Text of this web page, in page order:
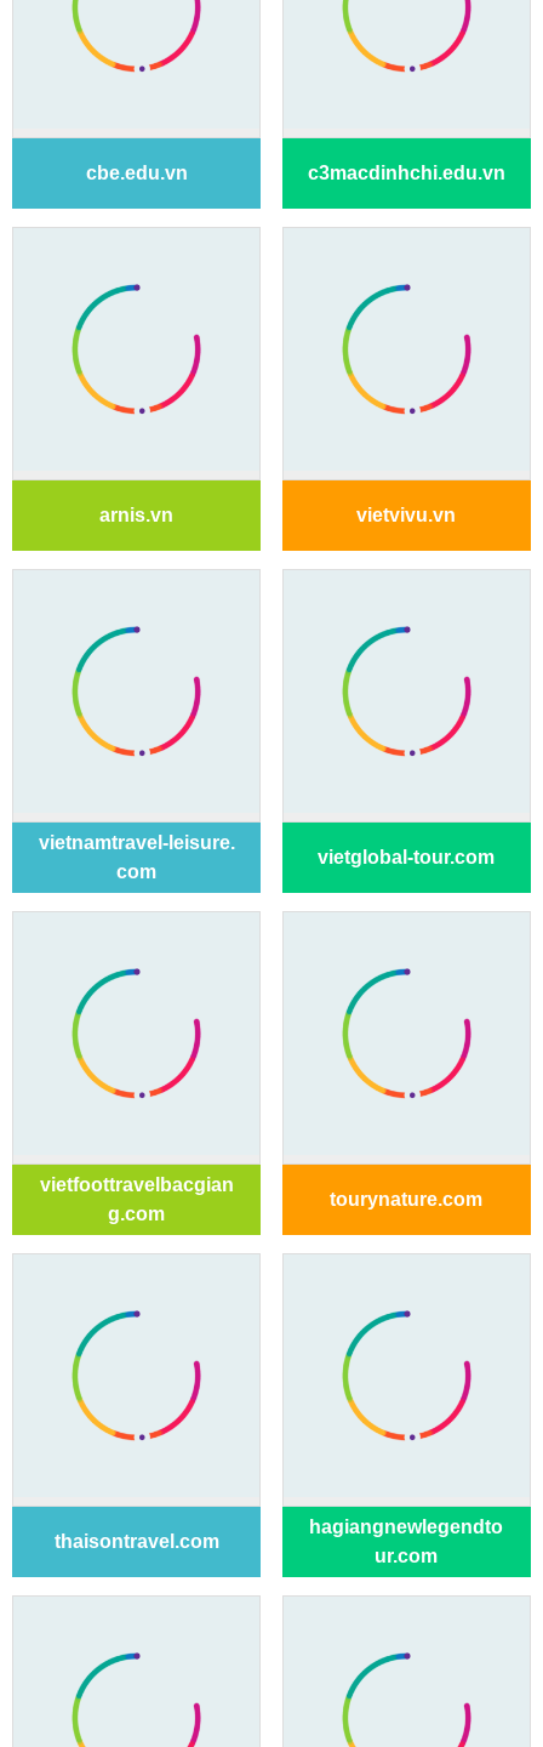
cbe.edu.vn c3macdinhchi.edu.vn
arnis.vn vietvivu.vn
vietnamtravel-leisure.
com
vietglobal-tour.com
vietfoottravelbacgian
g.com
tourynature.com
thaisontravel.com
hagiangnewlegendto
ur.com